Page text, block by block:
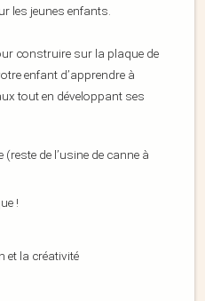
les jeunes enfants.
construire sur la plaque de
enfant d’apprendre à
tout en développant ses
(reste de l’usine de canne à
!
et la créativité